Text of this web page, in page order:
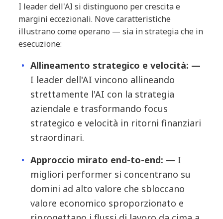
I leader dell'AI si distinguono per crescita e
margini eccezionali. Nove caratteristiche
illustrano come operano — sia in strategia che in
esecuzione:
Allineamento strategico e velocità: —
I leader dell'AI vincono allineando
strettamente l'AI con la strategia
aziendale e trasformando focus
strategico e velocità in ritorni finanziari
straordinari.
Approccio mirato end-to-end: — I
migliori performer si concentrano su
domini ad alto valore che sbloccano
valore economico sproporzionato e